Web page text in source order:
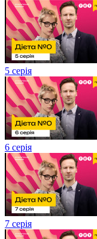
5 серія
6 серія
7 серія